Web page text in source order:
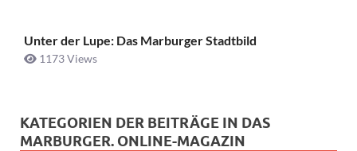
Unter der Lupe: Das Marburger Stadtbild
1173 Views
KATEGORIEN DER BEITRÄGE IN DAS
MARBURGER. ONLINE-MAGAZIN